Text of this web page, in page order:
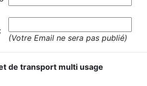
(Votre Email ne sera pas publié)
de transport multi usage